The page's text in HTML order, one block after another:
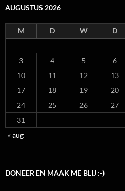
AUGUSTUS 2026
M D W D
3
4 5 6
10
11 12 13
17
18 19 20
24
25 26 27
31
« aug
DONEER EN MAAK ME BLIJ :-)